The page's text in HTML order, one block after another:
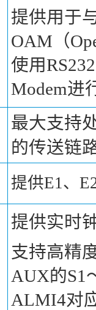
提供用于
OAM（
使用
Modem进
最大支持
的传送链
提供E1、
提供实时
支持高精
AUX的S1
ALMI4对